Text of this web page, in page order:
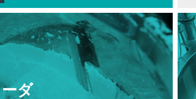
ダ